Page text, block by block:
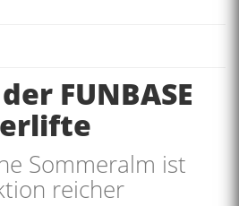
FUNBASE
Sommeralm ist
reicher